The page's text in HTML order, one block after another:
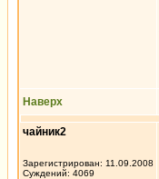
Наверх
чайник2
Зарегистрирован: 11.09.2008
Суждений: 4069